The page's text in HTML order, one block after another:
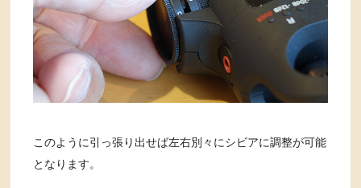
このように引っ張り出せば左右別々にシビアに調整が可能
となります。